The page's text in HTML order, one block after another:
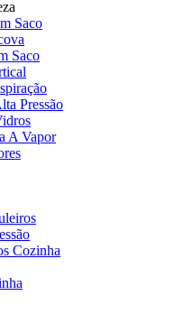
Saco
Saco
Pressão
A Vapor
Cozinha